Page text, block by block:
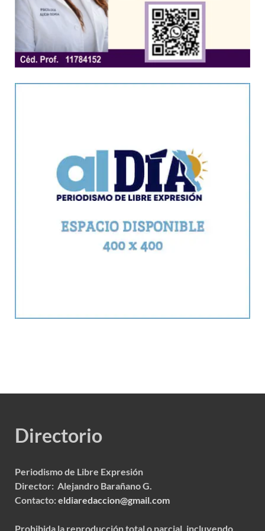
Directorio
Periodismo de Libre Expresión
Director: Alejandro Barañano G.
Contacto:eldiaredaccion@gmail.com
Prohibida la reproducción total o parcial, incluyendo